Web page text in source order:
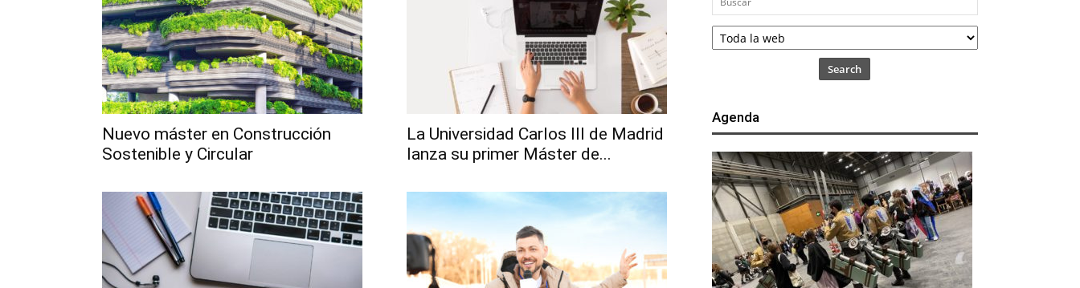
Nuevo máster en Construcción
Sostenible y Circular
La Universidad Carlos III de Madrid
lanza su primer Máster de...
Search
Agenda